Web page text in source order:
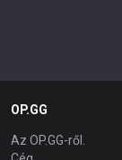
OP.GG
Az OP.GG-ről.